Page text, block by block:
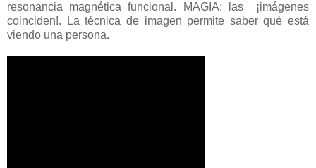
resonancia magnética funcional. MAGIA: las ¡imágenes
coinciden!. La técnica de imagen permite saber qué está
viendo una persona.